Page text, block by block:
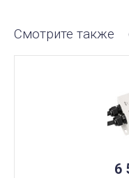
Смотрите также
6